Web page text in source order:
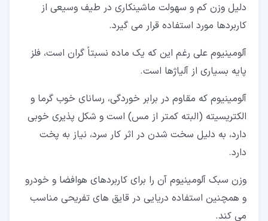
دلیل وزن کم و سهولت ماشینکاری در طیف وسیعی از
کاربردها مورد استفاده قرار می گیرد.
آلومینیوم علی رغم این که یک ماده نسبتاً گران است، فلز
پایه بسیاری از آلیاژها است.
آلومینیوم که مقاوم در برابر خوردگی، رسانای خوب گرما و
الکتریسیته (البته کمتر از مس) است و شکل پذیری خوبی
دارد، به دلیل سخت شدن در اثر کار سرد، نیاز به پخت
دارد.
وزن سبک آلومینیوم آن را برای کاربردهای هوافضا و خودرو
و همچنین استفاده دریایی در قایق های تفریحی مناسب
می کند.